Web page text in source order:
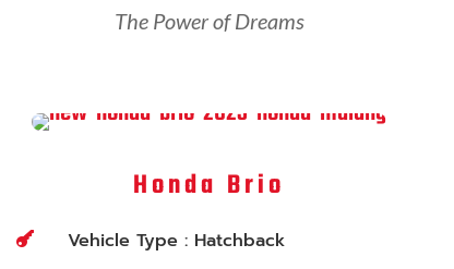
The Power of Dreams
Honda Brio
 Vehicle Type : Hatchback